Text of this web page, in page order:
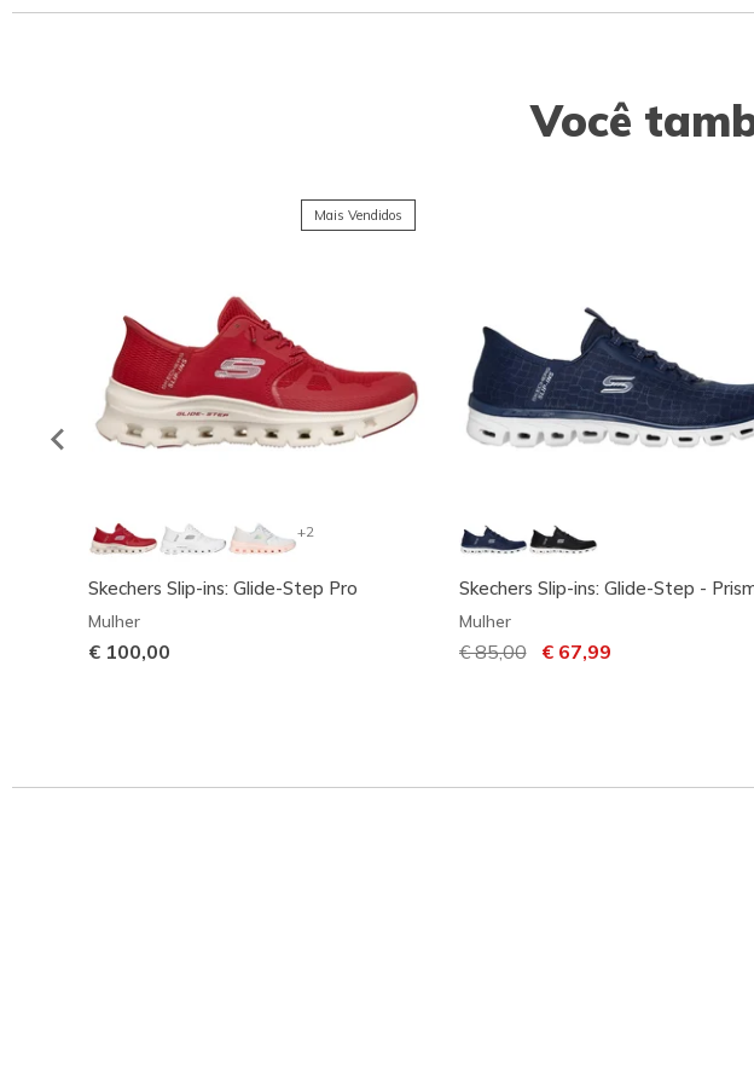
Você
Mais Vendidos
+2
Skechers Slip-ins: Glide-Step Pro
Mulher
€ 100,00
Skechers Slip-ins: Glide-Step -
Mulher
Preço com desconto de
€ 85,00para
€ 67,99